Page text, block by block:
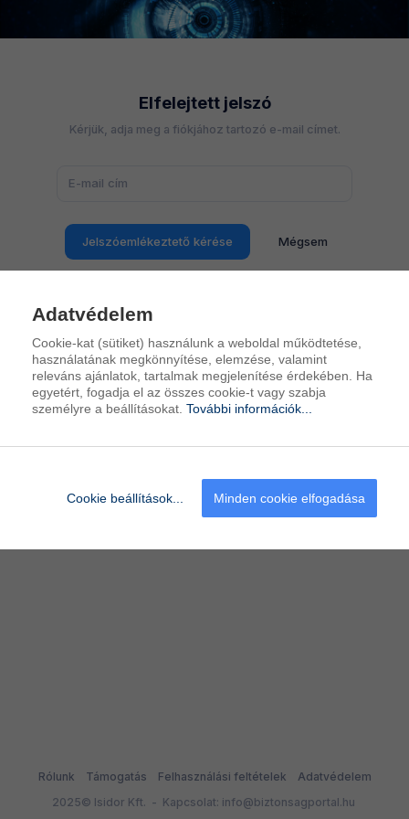
Elfelejtett jelszó
Kérjük, adja meg a fiókjához tartozó e-mail címet.
Jelszóemlékeztető kérése Mégsem
Elfelejtett felhasználónév
Kérjük, adja meg a fiókjához tartozó e-mail címet.
2025© Isidor Kft. - Kapcsolat: info@biztonsagportal.hu
Rólunk Támogatás Felhasználási feltételek Adatvédelem
Adatvédelem
Cookie-kat (sütiket) használunk a weboldal működtetése,
használatának megkönnyítése, elemzése, valamint
releváns ajánlatok, tartalmak megjelenítése érdekében. Ha
egyetért, fogadja el az összes cookie-t vagy szabja
személyre a beállításokat. További információk...
Cookie beállítások... Minden cookie elfogadása